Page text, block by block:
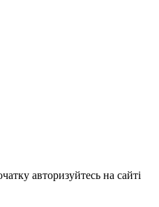
авторизуйтесь на сайті